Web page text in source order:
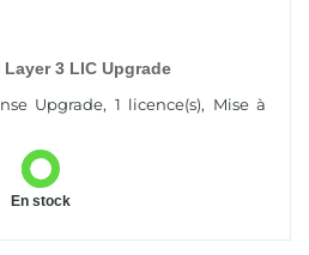
Layer 3 LIC Upgrade
Upgrade, 1 licence(s), Mise à
En stock